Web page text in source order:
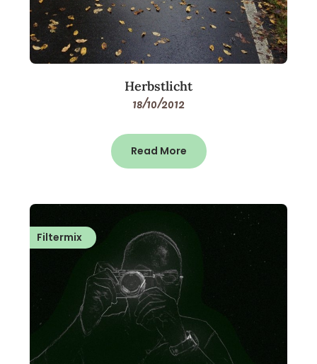
Herbstlicht
18/10/2012
Read More
Filtermix